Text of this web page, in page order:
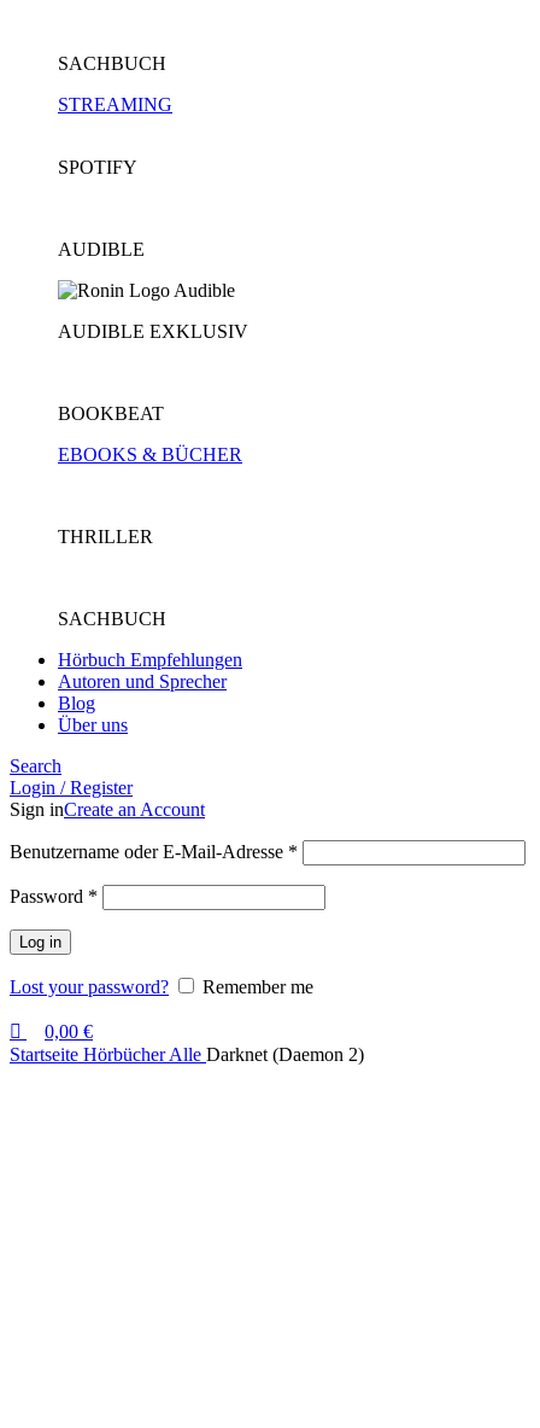
SACHBUCH
STREAMING
SPOTIFY
AUDIBLE
AUDIBLE EXKLUSIV
BOOKBEAT
EBOOKS & BÜCHER
THRILLER
SACHBUCH
Hörbuch Empfehlungen
Autoren und Sprecher
Blog
Über uns
Search
Login / Register
Sign inCreate an Account
Benutzername oder E-Mail-Adresse *
Password *
Log in
Lost your password? Remember me
0,00 €
Startseite HörbücherAlle Darknet (Daemon 2)